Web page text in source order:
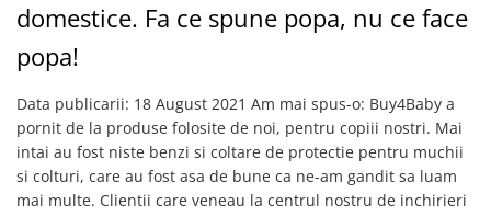
domestice. Fa ce spune popa, nu ce face
popa!
Data publicarii: 18 August 2021 Am mai spus-o: Buy4Baby a
pornit de la produse folosite de noi, pentru copiii nostri. Mai
intai au fost niste benzi si coltare de protectie pentru muchii
si colturi, care au fost asa de bune ca ne-am gandit sa luam
mai multe. Clientii care veneau la centrul nostru de inchirieri